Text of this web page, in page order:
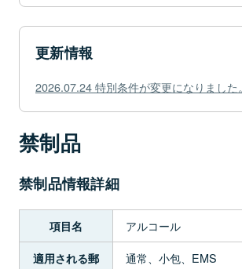
更新情報
2026.07.24 特別条件が変更になりました。
禁制品
禁制品情報詳細
項目名 アルコール
適用される郵
通常、小包、EMS